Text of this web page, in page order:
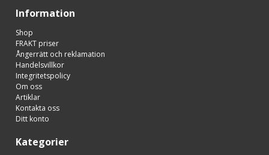
Information
Shop
FRAKT priser
Ångerrätt och reklamation
Handelsvillkor
Integritetspolicy
Om oss
Artiklar
Kontakta oss
Ditt konto
Kategorier